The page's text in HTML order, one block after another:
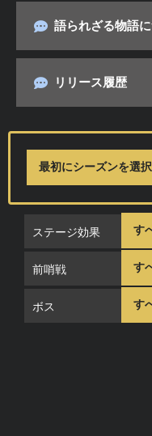
語られざる物語
リリース履歴
ステージ効果
前哨戦
ボス